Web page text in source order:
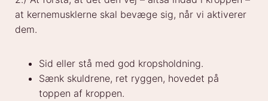
at kernemusklerne skal bevæge sig, når vi aktiverer
dem.
Sid eller stå med god kropsholdning.
Sænk skuldrene, ret ryggen, hovedet på
toppen af kroppen.